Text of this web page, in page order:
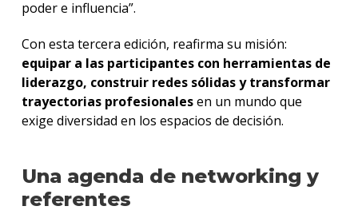
poder e influencia”.
Con esta tercera edición, reafirma su misión:
equipar a las participantes con herramientas de
liderazgo, construir redes sólidas y transformar
trayectorias profesionalesen un mundo que
exige diversidad en los espacios de decisión.
Una agenda de networking y
referentes